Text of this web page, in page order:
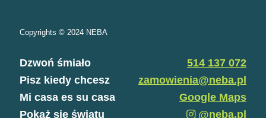
Copyrights © 2024 NEBA
Dzwoń śmiało
514 137 072
Pisz kiedy chcesz
zamowienia@neba.pl
Mi casa es su casa
Google Maps
Pokaż się światu
@neba.pl